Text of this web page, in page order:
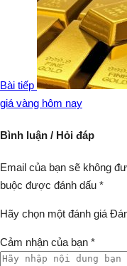
Bài tiếp
giá vàng hôm nay
Bình luận / Hỏi đáp
Email của bạn sẽ không
buộc được đánh dấu *
Hãy chọn một đánh giá
Cảm nhận của bạn *